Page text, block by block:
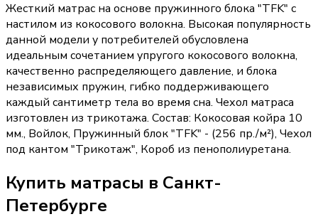
Жесткий матрас на основе пружинного блока "TFK" с
настилом из кокосового волокна. Высокая популярность
данной модели у потребителей обусловлена
идеальным сочетанием упругого кокосового волокна,
качественно распределяющего давление, и блока
независимых пружин, гибко поддерживающего
каждый сантиметр тела во время сна. Чехол матраса
изготовлен из трикотажа. Состав: Кокосовая койра 10
мм., Войлок, Пружинный блок "TFK" - (256 пр./м²), Чехол
под кантом "Трикотаж", Короб из пенополиуретана.
Купить матрасы в Санкт-
Петербурге